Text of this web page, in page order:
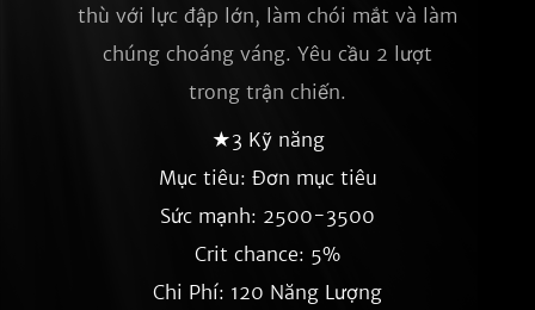
thù với lực đập lớn, làm chói mắt và làm
chúng choáng váng. Yêu cầu 2 lượt
trong trận chiến.
★3 Kỹ năng
Mục tiêu: Đơn mục tiêu
Sức mạnh: 2500-3500
Crit chance: 5%
Chi Phí: 120 Năng Lượng